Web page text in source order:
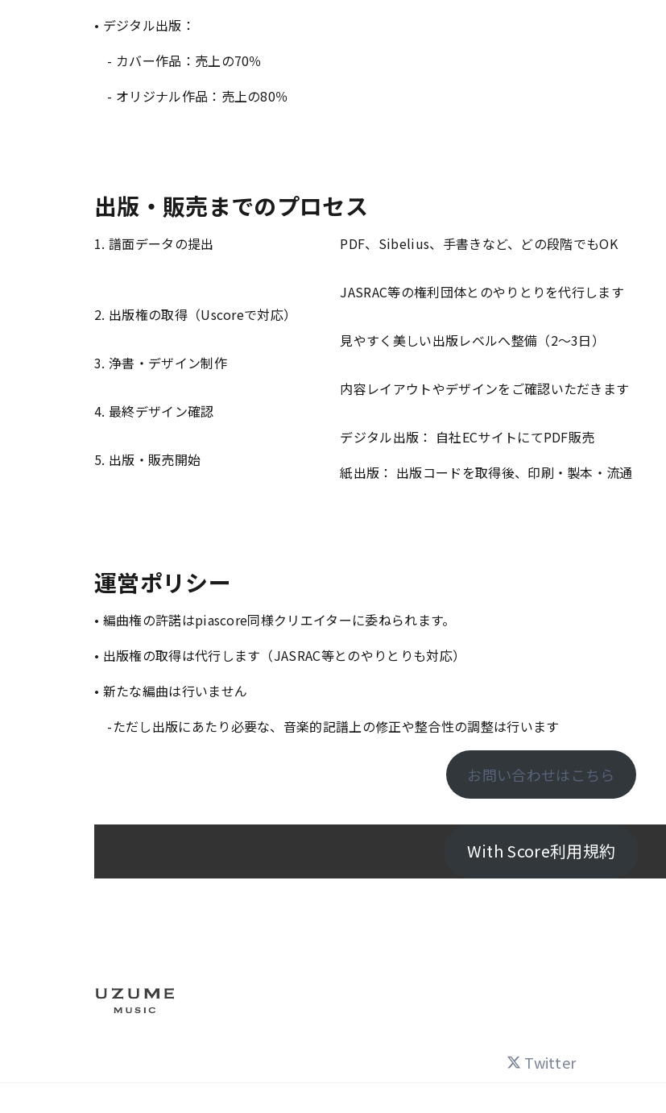
• デジタル出版：
- カバー作品：売上の70％
- オリジナル作品：売上の80％
出版・販売までのプロセス
1. 譜面データの提出
2. 出版権の取得（Uscoreで対応）
3. 浄書・デザイン制作
4. 最終デザイン確認
5. 出版・販売開始
PDF、Sibelius、手書きなど、どの段階でもOK
JASRAC等の権利団体とのやりとりを代行します
見やすく美しい出版レベルへ整備（2〜3日）
内容レイアウトやデザインをご確認いただきます
デジタル出版： 自社ECサイトにてPDF販売
紙出版： 出版コードを取得後、印刷・製本・流通
運営ポリシー
• 編曲権の許諾はpiascore同様クリエイターに委ねられます。
• 出版権の取得は代行します（JASRAC等とのやりとりも対応）
• 新たな編曲は行いません
-ただし出版にあたり必要な、音楽的記譜上の修正や整合性の調整は行います
お問い合わせはこちら
With Score利用規約
Twitter